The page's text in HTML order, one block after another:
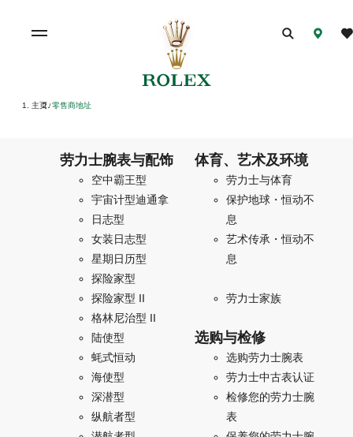
主页/ 零售商地址
劳力士腕表与配饰
空中霸王型
宇宙计型迪通拿
日志型
女装日志型
星期日历型
探险家型
探险家型 II
格林尼治型 II
陆使型
蚝式恒动
海使型
深潜型
纵航者型
体育、艺术及环境
劳力士与体育
保护地球・恒动不
息
艺术传承・恒动不
息
劳力士家族
选购与检修
选购劳力士腕表
劳力士中古表认证
检修您的劳力士腕
表